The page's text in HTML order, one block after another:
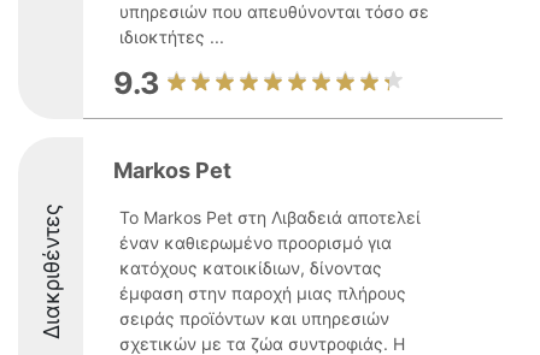
υπηρεσιών που απευθύνονται τόσο σε
ιδιοκτήτες ...
9.3
Διακριθέντες
Markos Pet
Το Markos Pet στη Λιβαδειά αποτελεί
έναν καθιερωμένο προορισμό για
κατόχους κατοικίδιων, δίνοντας
έμφαση στην παροχή μιας πλήρους
σειράς προϊόντων και υπηρεσιών
σχετικών με τα ζώα συντροφιάς. Η